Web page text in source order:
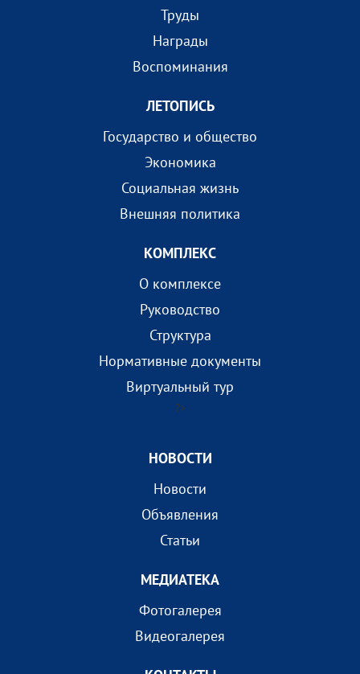
Труды
Награды
Воспоминания
ЛЕТОПИСЬ
Государство и общество
Экономика
Социальная жизнь
Внешняя политика
КОМПЛEКС
О комплексе
Руководство
Структура
Нормативные документы
Виртуальный тур
?>
НОВОСТИ
Новости
Объявления
Статьи
МEДИАТEКА
Фотогалерея
Видеогалерея